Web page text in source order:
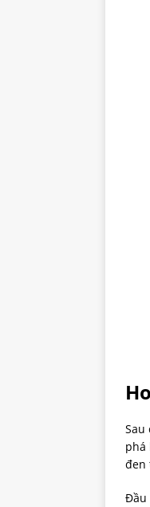
Sau
phá
đen
Đầu